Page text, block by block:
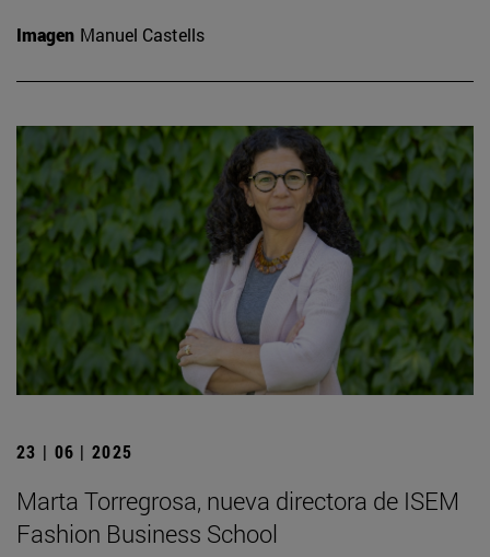
Imagen Manuel Castells
23 | 06 | 2025
Marta Torregrosa, nueva directora de ISEM
Fashion Business School